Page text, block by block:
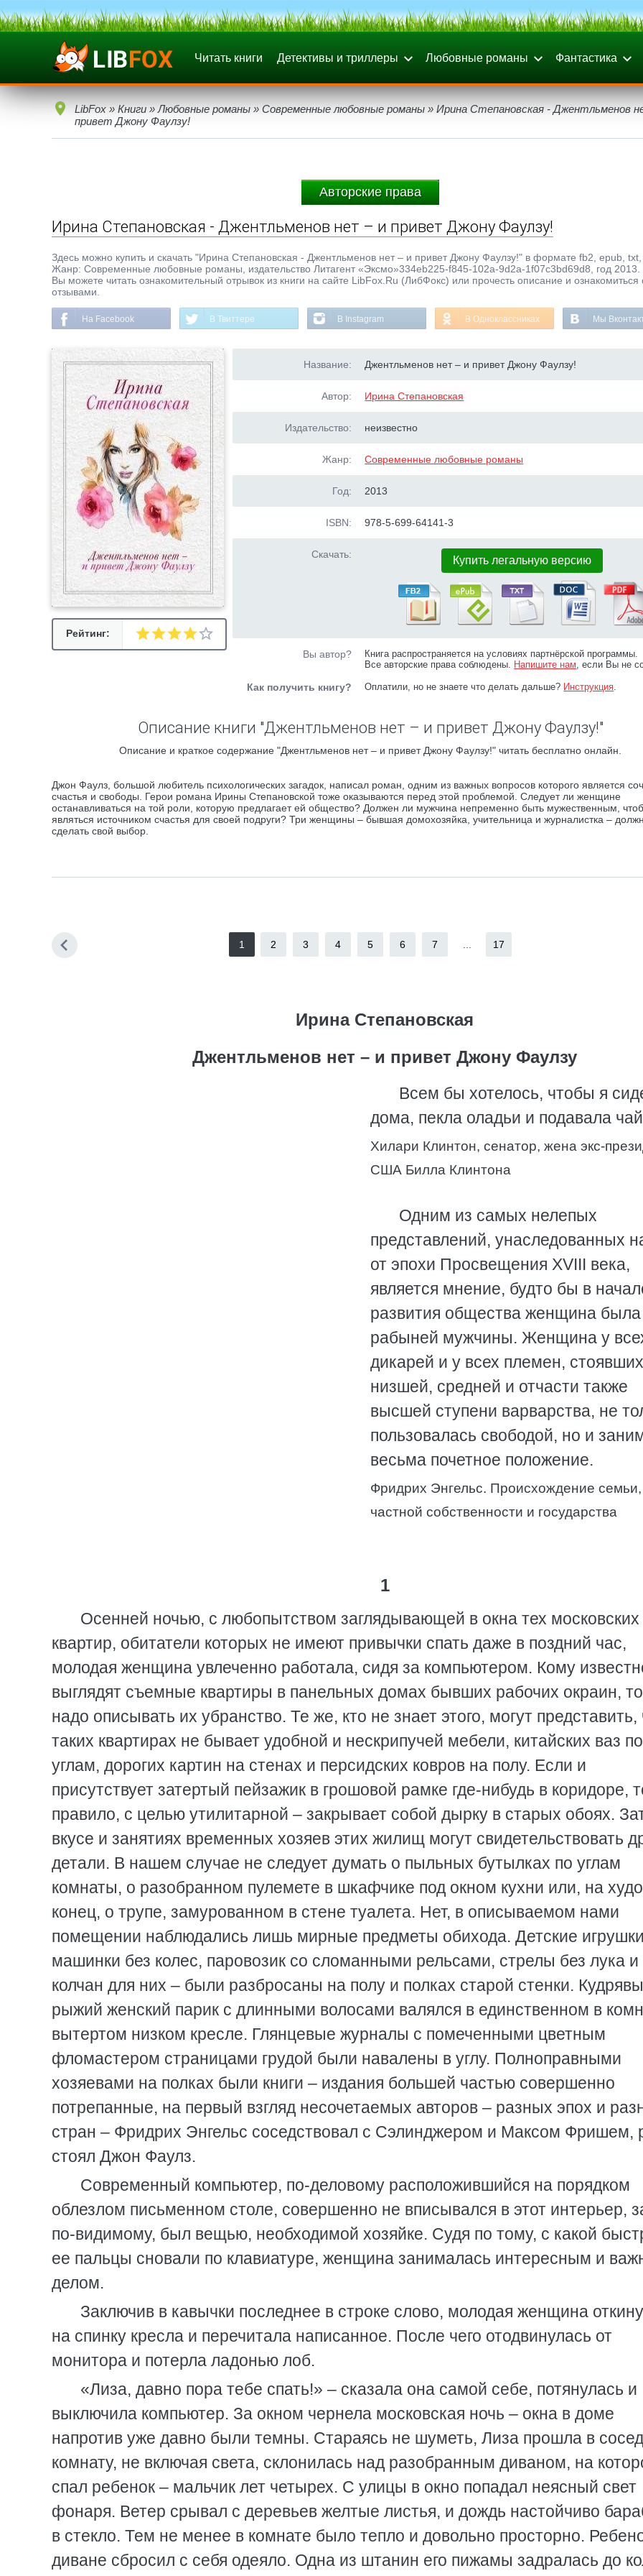
Читать книги Детективы и триллеры Любовные романы Фантастика
LibFox » Книги » Любовные романы » Современные любовные романы » Ирина Степановская - Джентльменов
привет Джону Фаулзу!
Авторские права
Ирина Степановская - Джентльменов нет – и привет Джону Фаулзу!
Здесь можно купить и скачать "Ирина Степановская - Джентльменов нет – и привет Джону Фаулзу!" в формате fb2, epub, txt,
Жанр: Современные любовные романы, издательство Литагент «Эксмо»334eb225-f845-102a-9d2a-1f07c3bd69d8, год 2013.
Вы можете читать ознакомительный отрывок из книги на сайте LibFox.Ru (ЛибФокс) или прочесть описание и ознакомиться
отзывами.
На Facebook В Твиттере В Instagram В Одноклассниках Мы
Рейтинг:
Название: Джентльменов нет – и привет Джону Фаулзу!
Автор: Ирина Степановская
Издательство: неизвестно
Жанр: Современные любовные романы
Год: 2013
ISBN: 978-5-699-64141-3
Скачать: Купить легальную версию
Вы автор?
Книга распространяется на условиях партнёрской программы.
Все авторские права соблюдены. Напишите нам, если Вы не
Как получить книгу? Оплатили, но не знаете что делать дальше? Инструкция.
Описание книги "Джентльменов нет – и привет Джону Фаулзу!"
Описание и краткое содержание "Джентльменов нет – и привет Джону Фаулзу!" читать бесплатно онлайн.
Джон Фаулз, большой любитель психологических загадок, написал роман, одним из важных вопросов которого является
счастья и свободы. Герои романа Ирины Степановской тоже оказываются перед этой проблемой. Следует ли женщине
останавливаться на той роли, которую предлагает ей общество? Должен ли мужчина непременно быть мужественным,
являться источником счастья для своей подруги? Три женщины – бывшая домохозяйка, учительница и журналистка –
сделать свой выбор.
1 2 3 4 5 6 7 17
Ирина Степановская
Джентльменов нет – и привет Джону Фаулзу
Всем бы хотелось, чтобы я
дома, пекла оладьи и подавала
Хилари Клинтон, сенатор, жена экс-
США Билла Клинтона
Одним из самых нелепых
представлений, унаследованных
от эпохи Просвещения XVIII века,
является мнение, будто бы в
развития общества женщина была
рабыней мужчины. Женщина у
дикарей и у всех племен,
низшей, средней и отчасти также
высшей ступени варварства, не
пользовалась свободой, но и
весьма почетное положение.
Фридрих Энгельс. Происхождение семьи,
частной собственности и государства
1
Осенней ночью, с любопытством заглядывающей в окна тех московских
квартир, обитатели которых не имеют привычки спать даже в поздний час,
молодая женщина увлеченно работала, сидя за компьютером. Кому
выглядят съемные квартиры в панельных домах бывших рабочих окраин,
надо описывать их убранство. Те же, кто не знает этого, могут представить,
таких квартирах не бывает удобной и нескрипучей мебели, китайских ваз по
углам, дорогих картин на стенах и персидских ковров на полу. Если и
присутствует затертый пейзажик в грошовой рамке где-нибудь в коридоре,
правило, с целью утилитарной – закрывает собой дырку в старых обоях.
вкусе и занятиях временных хозяев этих жилищ могут свидетельствовать
детали. В нашем случае не следует думать о пыльных бутылках по углам
комнаты, о разобранном пулемете в шкафчике под окном кухни или, на
конец, о трупе, замурованном в стене туалета. Нет, в описываемом нами
помещении наблюдались лишь мирные предметы обихода. Детские
машинки без колес, паровозик со сломанными рельсами, стрелы без лука и
колчан для них – были разбросаны на полу и полках старой стенки.
рыжий женский парик с длинными волосами валялся в единственном в
вытертом низком кресле. Глянцевые журналы с помеченными цветным
фломастером страницами грудой были навалены в углу. Полноправными
хозяевами на полках были книги – издания большей частью совершенно
потрепанные, на первый взгляд несочетаемых авторов – разных эпох и
стран – Фридрих Энгельс соседствовал с Сэлинджером и Максом Фришем,
стоял Джон Фаулз.
Современный компьютер, по-деловому расположившийся на порядком
облезлом письменном столе, совершенно не вписывался в этот интерьер,
по-видимому, был вещью, необходимой хозяйке. Судя по тому, с какой
ее пальцы сновали по клавиатуре, женщина занималась интересным и
делом.
Заключив в кавычки последнее в строке слово, молодая женщина
на спинку кресла и перечитала написанное. После чего отодвинулась от
монитора и потерла ладонью лоб.
«Лиза, давно пора тебе спать!» – сказала она самой себе, потянулась и
выключила компьютер. За окном чернела московская ночь – окна в доме
напротив уже давно были темны. Стараясь не шуметь, Лиза прошла в
комнату, не включая света, склонилась над разобранным диваном, на
спал ребенок – мальчик лет четырех. С улицы в окно попадал неясный свет
фонаря. Ветер срывал с деревьев желтые листья, и дождь настойчиво
в стекло. Тем не менее в комнате было тепло и довольно просторно.
диване сбросил с себя одеяло. Одна из штанин его пижамы задралась до